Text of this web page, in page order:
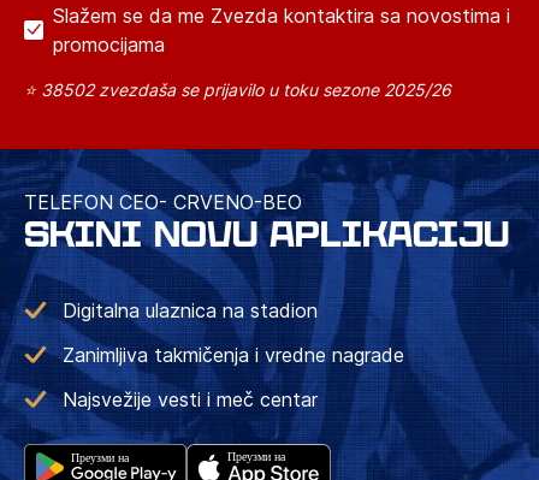
Slažem se da me Zvezda kontaktira sa novostima i
promocijama
⭐ 38502 zvezdaša se prijavilo u toku sezone 2025/26
TELEFON CEO- CRVENO-BEO
SKINI NOVU APLIKACIJU
Digitalna ulaznica na stadion
Zanimljiva takmičenja i vredne nagrade
Najsvežije vesti i meč centar